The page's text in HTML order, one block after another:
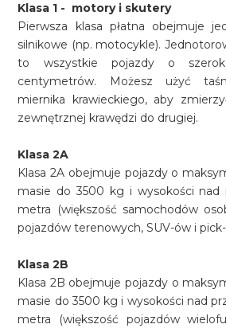
Klasa 1 - motory i skutery
Pierwsza klasa płatna obejmuje
silnikowe (np. motocykle).
to wszystkie pojazdy o
centymetrów. Możesz użyć
miernika krawieckiego, aby
zewnętrznej krawędzi do drugiej.
Klasa 2A
Klasa 2A obejmuje pojazdy o
masie do 3500 kg i wysokości nad
metra (większość samochodów
pojazdów terenowych, SUV-ów i
Klasa 2B
Klasa 2B obejmuje pojazdy o
masie do 3500 kg i wysokości nad
metra (większość pojazdów